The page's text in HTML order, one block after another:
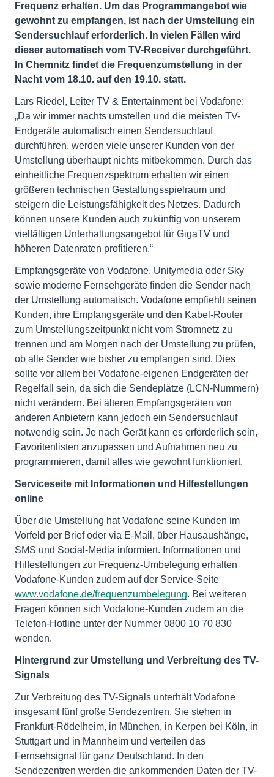
Frequenz erhalten. Um das Programmangebot wie
gewohnt zu empfangen, ist nach der Umstellung ein
Sendersuchlauf erforderlich. In vielen Fällen wird
dieser automatisch vom TV-Receiver durchgeführt.
In Chemnitz findet die Frequenzumstellung in der
Nacht vom 18.10. auf den 19.10. statt.
Lars Riedel, Leiter TV & Entertainment bei Vodafone:
„Da wir immer nachts umstellen und die meisten TV-
Endgeräte automatisch einen Sendersuchlauf
durchführen, werden viele unserer Kunden von der
Umstellung überhaupt nichts mitbekommen. Durch das
einheitliche Frequenzspektrum erhalten wir einen
größeren technischen Gestaltungsspielraum und
steigern die Leistungsfähigkeit des Netzes. Dadurch
können unsere Kunden auch zukünftig von unserem
vielfältigen Unterhaltungsangebot für GigaTV und
höheren Datenraten profitieren.“
Empfangsgeräte von Vodafone, Unitymedia oder Sky
sowie moderne Fernsehgeräte finden die Sender nach
der Umstellung automatisch. Vodafone empfiehlt seinen
Kunden, ihre Empfangsgeräte und den Kabel-Router
zum Umstellungszeitpunkt nicht vom Stromnetz zu
trennen und am Morgen nach der Umstellung zu prüfen,
ob alle Sender wie bisher zu empfangen sind. Dies
sollte vor allem bei Vodafone-eigenen Endgeräten der
Regelfall sein, da sich die Sendeplätze (LCN-Nummern)
nicht verändern. Bei älteren Empfangsgeräten von
anderen Anbietern kann jedoch ein Sendersuchlauf
notwendig sein. Je nach Gerät kann es erforderlich sein,
Favoritenlisten anzupassen und Aufnahmen neu zu
programmieren, damit alles wie gewohnt funktioniert.
Serviceseite mit Informationen und Hilfestellungen
online
Über die Umstellung hat Vodafone seine Kunden im
Vorfeld per Brief oder via E-Mail, über Hausaushänge,
SMS und Social-Media informiert. Informationen und
Hilfestellungen zur Frequenz-Umbelegung erhalten
Vodafone-Kunden zudem auf der Service-Seite
www.vodafone.de/frequenzumbelegung. Bei weiteren
Fragen können sich Vodafone-Kunden zudem an die
Telefon-Hotline unter der Nummer 0800 10 70 830
wenden.
Hintergrund zur Umstellung und Verbreitung des TV-
Signals
Zur Verbreitung des TV-Signals unterhält Vodafone
insgesamt fünf große Sendezentren. Sie stehen in
Frankfurt-Rödelheim, in München, in Kerpen bei Köln, in
Stuttgart und in Mannheim und verteilen das
Fernsehsignal für ganz Deutschland. In den
Sendezentren werden die ankommenden Daten der TV-